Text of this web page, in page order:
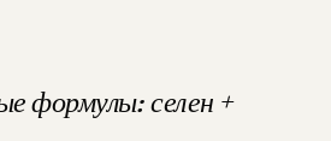
формулы: селен +